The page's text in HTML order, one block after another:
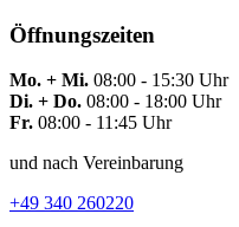
Öffnungszeiten
Mo. + Mi. 08:00 - 15:30 Uhr
Di. + Do. 08:00 - 18:00 Uhr
Fr. 08:00 - 11:45 Uhr
und nach Vereinbarung
+49 340 260220